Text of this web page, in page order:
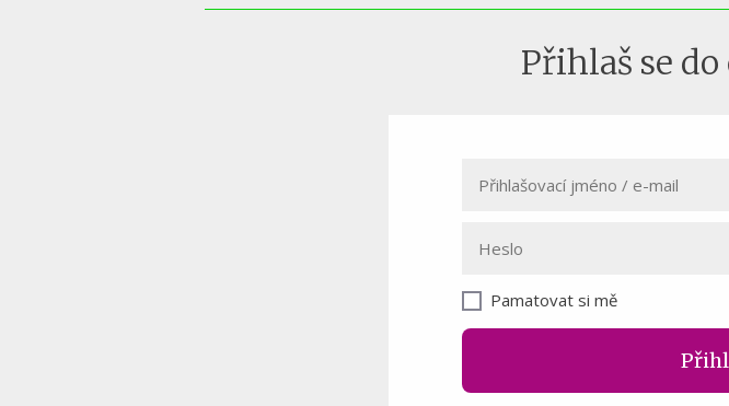
Přihlaš se do
Pamatovat si mě